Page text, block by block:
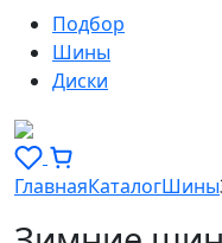
Подбор
Шины
Диски
ГлавнаяКаталогШины